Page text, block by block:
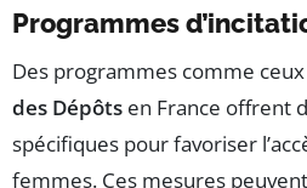
Programmes
Des programmes comme
des Dépôts en France offrent
spécifiques pour favoriser
femmes. Ces mesures